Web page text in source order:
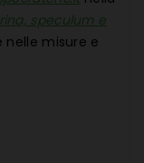
speculum e
nelle misure e